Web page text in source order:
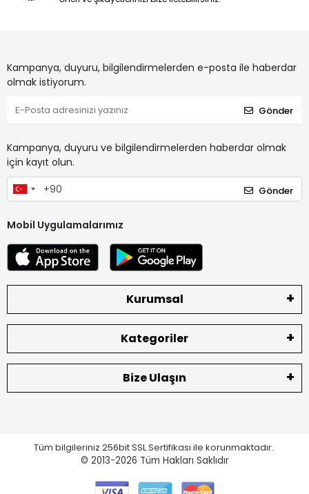
Kampanya, duyuru, bilgilendirmelerden e-posta ile haberdar
olmak istiyorum.
Gönder
Kampanya, duyuru ve bilgilendirmelerden haberdar olmak
için kayıt olun.
Gönder
Mobil Uygulamalarımız
Kurumsal
Kategoriler
Bize Ulaşın
Tüm bilgileriniz 256bit SSL Sertifikası ile korunmaktadır.
© 2013-2026 Tüm Hakları Saklıdır